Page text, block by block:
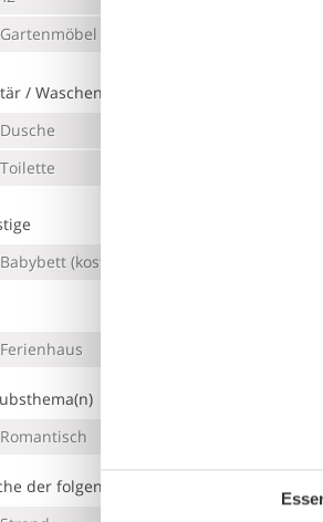
Gartenmöbel
/ Waschen
Dusche
Toilette
Babybett (kostenlos)
Ferienhaus
Romantisch
der folgenden Aussagen beschreibt am